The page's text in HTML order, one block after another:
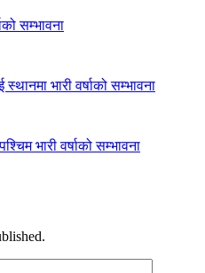
सम्भावना
भारी वर्षाको सम्भावना
भारी वर्षाको सम्भावना